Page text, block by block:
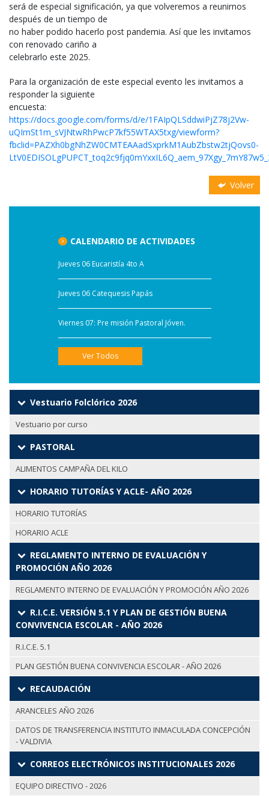
será de especial significación, ya que volveremos a reunirnos
después de un tiempo de
no haber podido hacerlo post pandemia. Así que les invitamos
con renovado cariño a
celebrarlo este 2025.
Para la organización de este especial evento les invitamos a
responder la siguiente
encuesta:
https://docs.google.com/forms/d/e/1FAIpQLSddwiPjZ78j2Vw-
uQImSt1m_sVJNtwRhPwcP7kf55WTAX5txg/viewform?
fbclid=PAZXh0bgNhZW0CMTEAAadSxprkM1AubZbstw2tjQovs0-
Volver
CALENDARIO DE ACTIVIDADES
Jueves 06 Eucaristía 4to A
Jueves 06 Catequesis Papás
Viernes 07: Pre misión Pastoral Jóven.
Ver Todos
Vestuario Folclórico 2026
Vestuario por curso
PASTORAL
ALIMENTOS CAMPAÑA DEL KILO
HORARIO TUTORÍAS Y ACLE- AÑO 2026
HORARIO TUTORÍAS
HORARIO ACLE
REGLAMENTO INTERNO DE EVALUACIÓN Y
PROMOCIÓN AÑO 2026
REGLAMENTO INTERNO DE EVALUACIÓN Y PROMOCIÓN AÑO 2026
R.I.C.E. VERSIÓN 5.1 Y PLAN DE GESTIÓN BUENA
CONVIVENCIA ESCOLAR - AÑO 2026
R.I.C.E. 5.1
PLAN GESTIÓN BUENA CONVIVENCIA ESCOLAR - AÑO 2026
RECAUDACIÓN
ARANCELES AÑO 2026
DATOS DE TRANSFERENCIA INSTITUTO INMACULADA CONCEPCIÓN
- VALDIVIA
CORREOS ELECTRÓNICOS INSTITUCIONALES 2026
EQUIPO DIRECTIVO - 2026